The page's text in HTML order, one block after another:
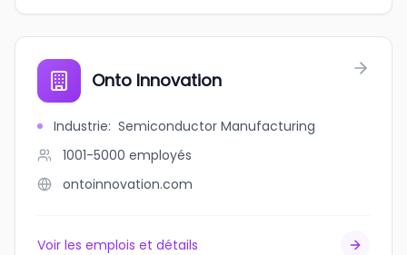
Onto Innovation
Industrie: Semiconductor Manufacturing
1001-5000 employés
ontoinnovation.com
Voir les emplois et détails